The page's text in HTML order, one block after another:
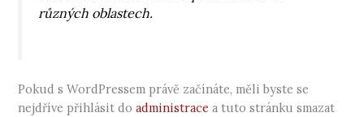
různých oblastech.
Pokud s WordPressem právě začínáte, měli byste se
nejdříve přihlásit doadministrace a tuto stránku smazat